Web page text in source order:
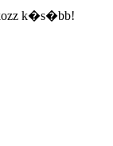
k�s�bb!